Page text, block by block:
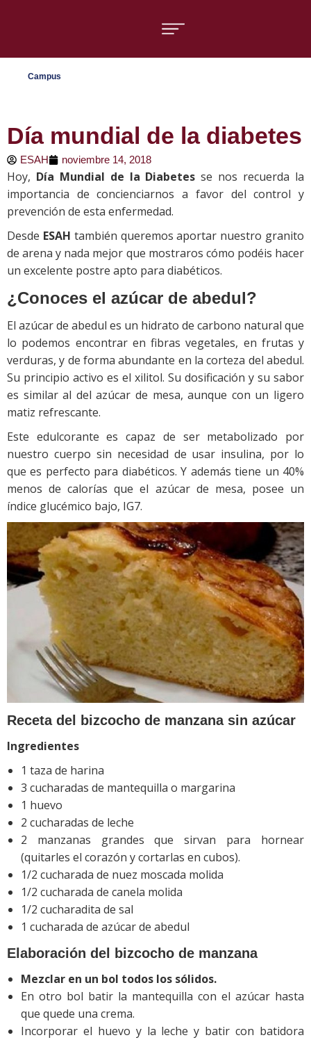
Campus
Día mundial de la diabetes
ESAH noviembre 14, 2018
Hoy, Día Mundial de la Diabetes se nos recuerda la
importancia de concienciarnos a favor del control y
prevención de esta enfermedad.
Desde ESAH también queremos aportar nuestro granito
de arena y nada mejor que mostraros cómo podéis hacer
un excelente postre apto para diabéticos.
¿Conoces el azúcar de abedul?
El azúcar de abedul es un hidrato de carbono natural que
lo podemos encontrar en fibras vegetales, en frutas y
verduras, y de forma abundante en la corteza del abedul.
Su principio activo es el xilitol. Su dosificación y su sabor
es similar al del azúcar de mesa, aunque con un ligero
matiz refrescante.
Este edulcorante es capaz de ser metabolizado por
nuestro cuerpo sin necesidad de usar insulina, por lo
que es perfecto para diabéticos. Y además tiene un 40%
menos de calorías que el azúcar de mesa, posee un
índice glucémico bajo, IG7.
Receta del bizcocho de manzana sin azúcar
Ingredientes
1 taza de harina
3 cucharadas de mantequilla o margarina
1 huevo
2 cucharadas de leche
2 manzanas grandes que sirvan para hornear
(quitarles el corazón y cortarlas en cubos).
1/2 cucharada de nuez moscada molida
1/2 cucharada de canela molida
1/2 cucharadita de sal
1 cucharada de azúcar de abedul
Elaboración del bizcocho de manzana
Mezclar en un bol todos los sólidos.
En otro bol batir la mantequilla con el azúcar hasta
que quede una crema.
Incorporar el huevo y la leche y batir con batidora